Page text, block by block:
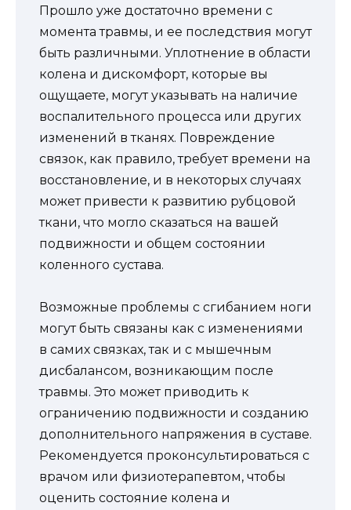
Прошло уже достаточно времени с
момента травмы, и ее последствия могут
быть различными. Уплотнение в области
колена и дискомфорт, которые вы
ощущаете, могут указывать на наличие
воспалительного процесса или других
изменений в тканях. Повреждение
связок, как правило, требует времени на
восстановление, и в некоторых случаях
может привести к развитию рубцовой
ткани, что могло сказаться на вашей
подвижности и общем состоянии
коленного сустава.
Возможные проблемы с сгибанием ноги
могут быть связаны как с изменениями
в самих связках, так и с мышечным
дисбалансом, возникающим после
травмы. Это может приводить к
ограничению подвижности и созданию
дополнительного напряжения в суставе.
Рекомендуется проконсультироваться с
врачом или физиотерапевтом, чтобы
оценить состояние колена и